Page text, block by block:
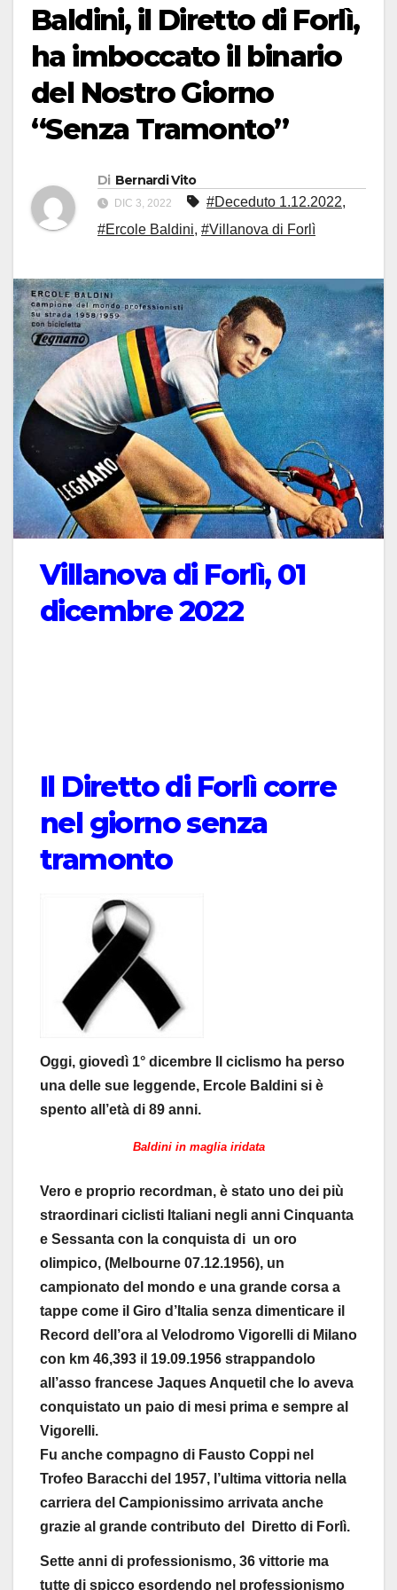
Baldini, il Diretto di Forlì,
ha imboccato il binario
del Nostro Giorno
“Senza Tramonto”
Di Bernardi Vito
DIC 3, 2022 #Deceduto 1.12.2022,
#Ercole Baldini, #Villanova di Forlì
Villanova di Forlì, 01
dicembre 2022
Il Diretto di Forlì corre
nel giorno senza
tramonto
Oggi, giovedì 1° dicembre Il ciclismo ha perso
una delle sue leggende, Ercole Baldini si è
spento all’età di 89 anni.
Baldini in maglia iridata
Vero e proprio recordman, è stato uno dei più
straordinari ciclisti Italiani negli anni Cinquanta
e Sessanta con la conquista di un oro
olimpico, (Melbourne 07.12.1956), un
campionato del mondo e una grande corsa a
tappe come il Giro d’Italia senza dimenticare il
Record dell’ora al Velodromo Vigorelli di Milano
con km 46,393 il 19.09.1956 strappandolo
all’asso francese Jaques Anquetil che lo aveva
conquistato un paio di mesi prima e sempre al
Vigorelli.
Fu anche compagno di Fausto Coppi nel
Trofeo Baracchi del 1957, l’ultima vittoria nella
carriera del Campionissimo arrivata anche
grazie al grande contributo del Diretto di Forlì.
Sette anni di professionismo, 36 vittorie ma
tutte di spicco esordendo nel professionismo